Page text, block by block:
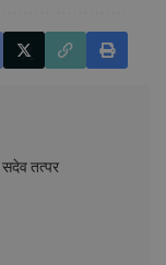
सदेव तत्पर